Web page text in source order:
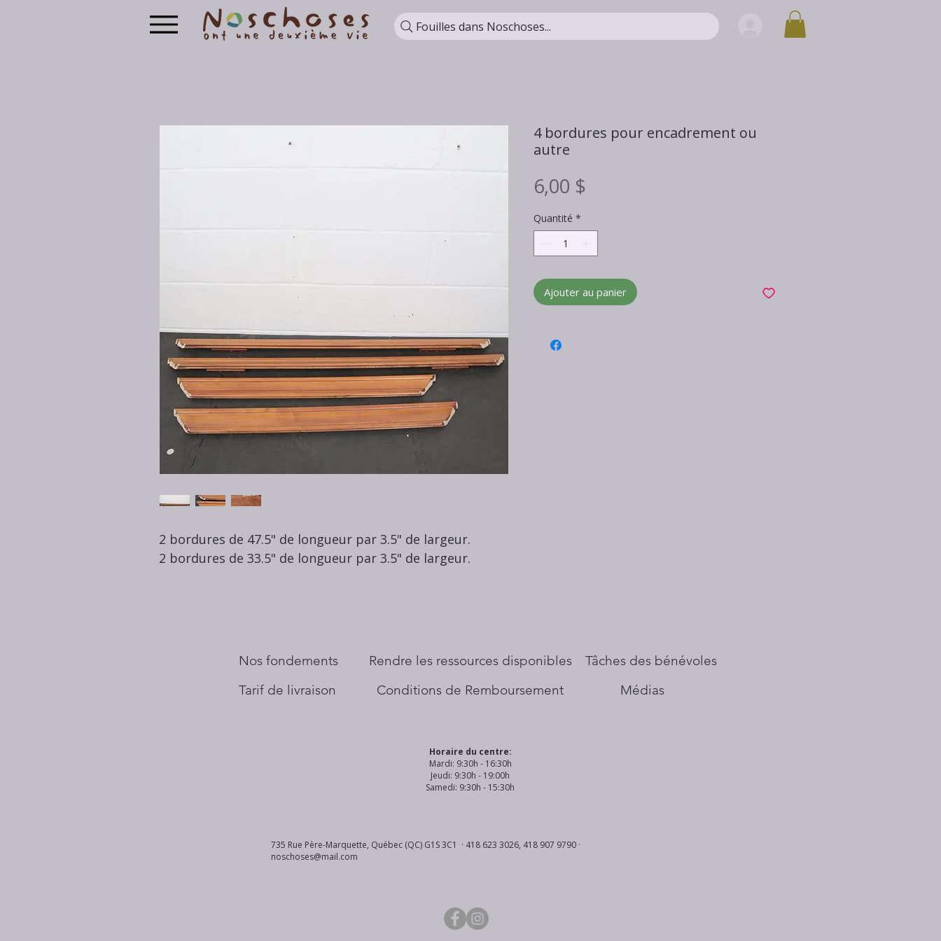
Fouilles dans Noschoses...
2 bordures de 47.5" de longueur par 3.5" de largeur.
2 bordures de 33.5" de longueur par 3.5" de largeur.
4 bordures pour encadrement ou
autre
6,00 $
Quantité *
Ajouter au panier
Nos fondements
Tarif de livraison
​Rendre les ressources disponibles
Conditions de Remboursement
Tâches des bénévoles
Médias
Horaire du centre:
Mardi: 9:30h - 16:30h
Jeudi: 9:30h - 19:00h
Samedi: 9:30h - 15:30h
735 Rue Père-Marquette, Québec (QC) G1S 3C1 · 418 623 3026, 418 907 9790 ·
noschoses@mail.com